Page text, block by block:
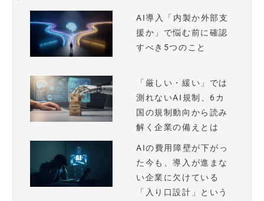
AI導入「内製か外部支
援か」で悩む前に確認
すべき5つのこと
「厳しい・緩い」では
測れないAI規制、6カ
国の規制動向から読み
解く企業の備えとは
AIの費用障壁が下がっ
た今も、導入が進まな
い企業に欠けている
「入り口設計」という